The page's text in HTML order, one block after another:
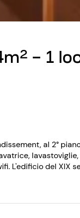
- 1
al 2°
L'edificio del XIX